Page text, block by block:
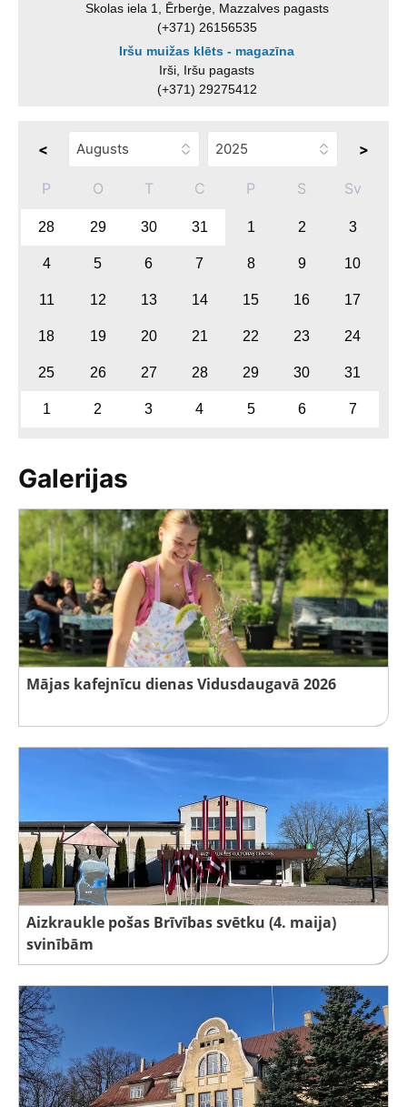
Skolas iela 1, Ērberģe, Mazzalves pagasts
(+371) 26156535
Iršu muižas klēts - magazīna
Irši, Iršu pagasts
(+371) 29275412
< >
P O T C P S Sv
28 29 30 31 1 2 3
4 5 6 7 8 9 10
11 12 13 14 15 16 17
18 19 20 21 22 23 24
25 26 27 28 29 30 31
1 2 3 4 5 6 7
Galerijas
Mājas kafejnīcu dienas Vidusdaugavā 2026
Aizkraukle pošas Brīvības svētku (4. maija)
svinībām